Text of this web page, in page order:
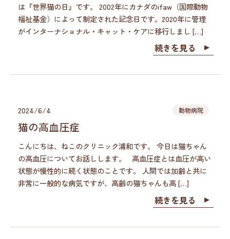
は『世界猫の日』です。 2002年にカナダのifaw（国際動物
福祉基金）によって制定された記念日です。2020年に管理
がインターナショナル・キャット・ケアに移行しまし […]
続きを見る
2024/6/4 動物病院
猫の高血圧症
こんにちは、ねこのクリニック浦和です。 今日は猫ちゃん
の高血圧についてお話しします。 高血圧症とは血圧が高い
状態が慢性的に続く状態のことです。 人間では加齢と共に
非常に一般的な病気ですが、高齢の猫ちゃんも高 […]
続きを見る